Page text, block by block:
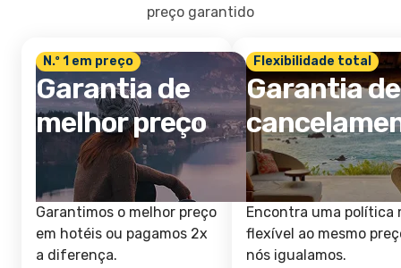
preço garantido
N.º 1 em preço
Garantia de
melhor preço
Garantimos o melhor preço
em hotéis ou pagamos 2x
a diferença.
Flexibilidade total
Garantia de
Encontra uma política
flexível ao mesmo
nós igualamos.